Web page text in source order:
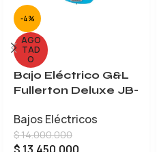
-4%
AGO
TAD
O
Bajo Eléctrico G&L
Fullerton Deluxe JB-
Bajos Eléctricos
$14.000.000